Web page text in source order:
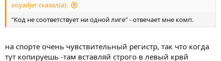
voyadjer сказал(а):
"Код не соответствует ни одной лиге" - отвечает мне комп.
на спорте очень чувствительный регистр, так что когда
тут копируешь -там вставляй строго в левый крвй